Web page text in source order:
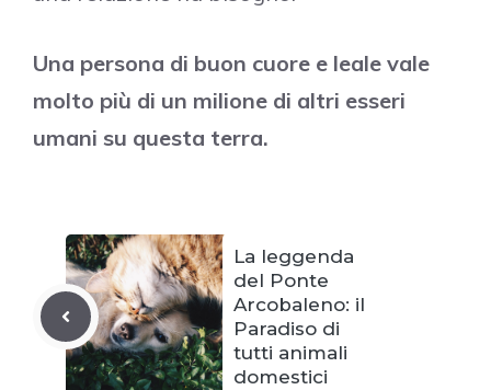
Una persona di buon cuore e leale vale
molto più di un milione di altri esseri
umani su questa terra.
La leggenda
del Ponte
Arcobaleno: il
Paradiso di
tutti animali
domestici